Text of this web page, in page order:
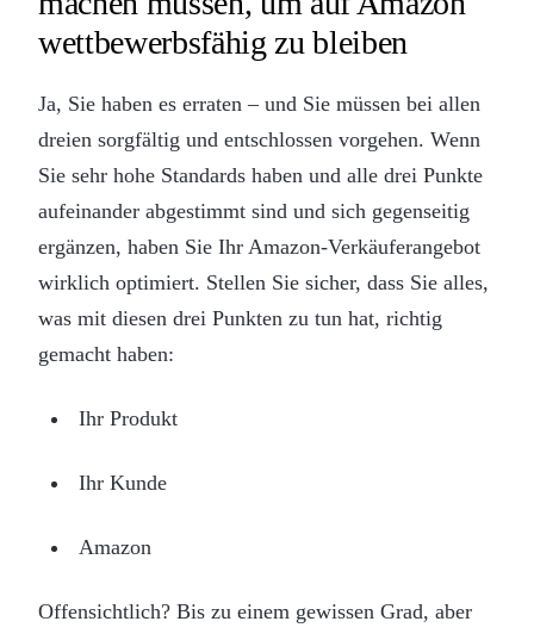
wettbewerbsfähig zu bleiben
Ja, Sie haben es erraten – und Sie müssen bei allen
dreien sorgfältig und entschlossen vorgehen. Wenn
Sie sehr hohe Standards haben und alle drei Punkte
aufeinander abgestimmt sind und sich gegenseitig
ergänzen, haben Sie Ihr Amazon-Verkäuferangebot
wirklich optimiert. Stellen Sie sicher, dass Sie alles,
was mit diesen drei Punkten zu tun hat, richtig
gemacht haben:
Ihr Produkt
Ihr Kunde
Amazon
Offensichtlich? Bis zu einem gewissen Grad, aber